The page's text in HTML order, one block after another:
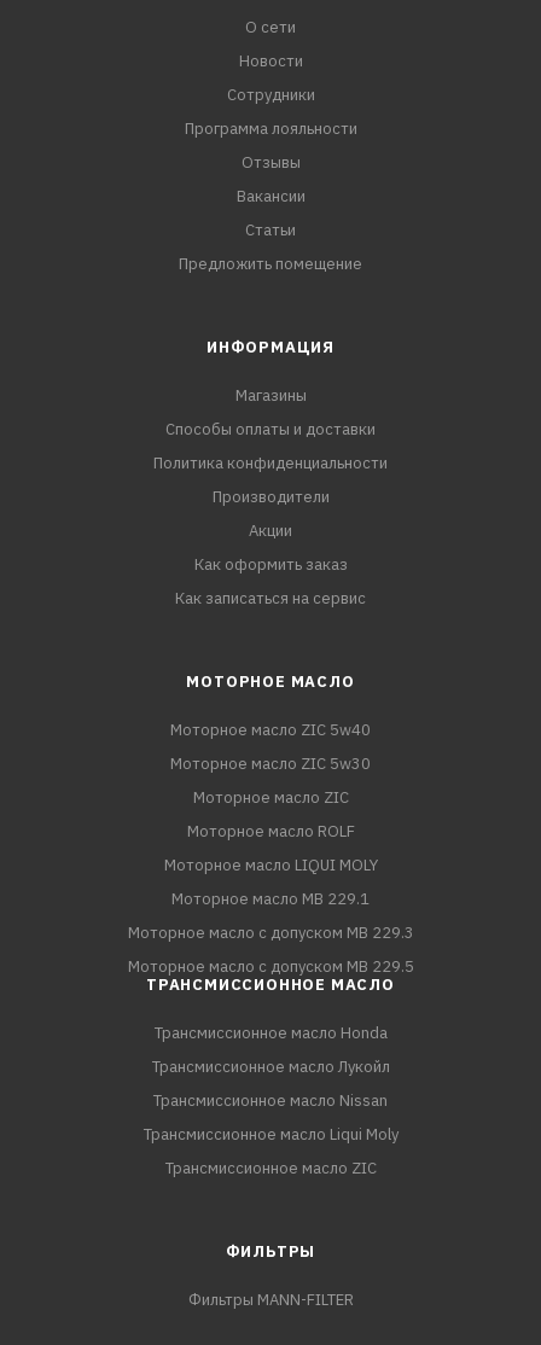
О сети
Новости
Сотрудники
Программа лояльности
Отзывы
Вакансии
Статьи
Предложить помещение
ИНФОРМАЦИЯ
Магазины
Способы оплаты и доставки
Политика конфиденциальности
Производители
Акции
Как оформить заказ
Как записаться на сервис
МОТОРНОЕ МАСЛО
Моторное масло ZIC 5w40
Моторное масло ZIC 5w30
Моторное масло ZIC
Моторное масло ROLF
Моторное масло LIQUI MOLY
Моторное масло MB 229.1
Моторное масло с допуском MB 229.3
Моторное масло с допуском MB 229.5
ТРАНСМИССИОННОЕ МАСЛО
Трансмиссионное масло Honda
Трансмиссионное масло Лукойл
Трансмиссионное масло Nissan
Трансмиссионное масло Liqui Moly
Трансмиссионное масло ZIC
ФИЛЬТРЫ
Фильтры MANN-FILTER